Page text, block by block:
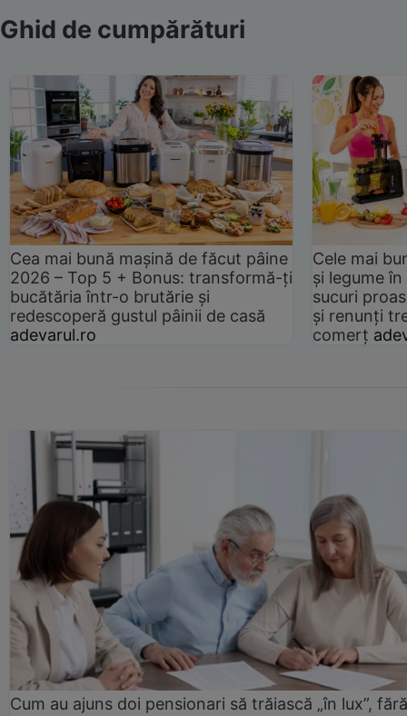
Ghid de cumpărături
Cea mai bună mașină de făcut pâine
2026 – Top 5 + Bonus: transformă-ți
bucătăria într-o brutărie și
redescoperă gustul pâinii de casă
adevarul.ro
Cele mai
și legume
sucuri
și renunți
comerț
Cum au ajuns doi pensionari să trăiască „în lux”, fără